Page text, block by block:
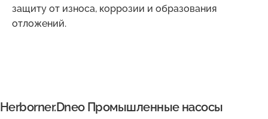
защиту от износа, коррозии и образования
отложений.
Herborner.Dneo Промышленные насосы